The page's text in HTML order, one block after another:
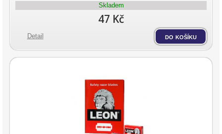
Skladem
47 Kč
Detail do košíku